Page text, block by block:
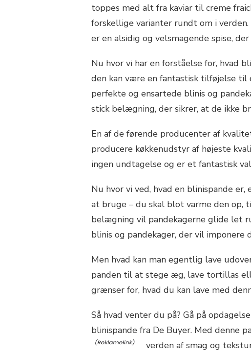
toppes med alt fra kaviar til creme
forskellige varianter rundt om i
er en alsidig og velsmagende spise,
Nu hvor vi har en forståelse for, hvad
den kan være en fantastisk tilføjelse til
perfekte og ensartede blinis og
stick belægning, der sikrer, at de ikke
En af de førende producenter af
producere køkkenudstyr af højeste
ingen undtagelse og er et fantastisk
Nu hvor vi ved, hvad en blinispande
at bruge – du skal blot varme den op,
belægning vil pandekagerne glide let
blinis og pandekager, der vil
Men hvad kan man egentlig lave
panden til at stege æg, lave tortillas
grænser for, hvad du kan lave med
Så hvad venter du på? Gå på
blinispande fra De Buyer. Med denne
verden af smag og